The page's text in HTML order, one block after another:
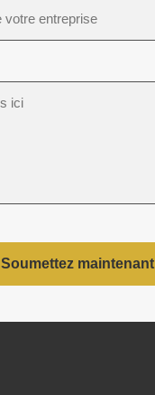
Soumettez maintenant